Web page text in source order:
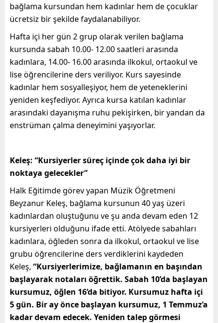
bağlama kursundan hem kadınlar hem de çocuklar
ücretsiz bir şekilde faydalanabiliyor.
Hafta içi her gün 2 grup olarak verilen bağlama
kursunda sabah 10.00- 12.00 saatleri arasında
kadınlara, 14.00- 16.00 arasında ilkokul, ortaokul ve
lise öğrencilerine ders veriliyor. Kurs sayesinde
kadınlar hem sosyalleşiyor, hem de yeteneklerini
yeniden keşfediyor. Ayrıca kursa katılan kadınlar
arasındaki dayanışma ruhu pekişirken, bir yandan da
enstrüman çalma deneyimini yaşıyorlar.
Keleş: “Kursiyerler süreç içinde çok daha iyi bir
noktaya gelecekler”
Halk Eğitimde görev yapan Müzik Öğretmeni
Beyzanur Keleş, bağlama kursunun 40 yaş üzeri
kadınlardan oluştuğunu ve şu anda devam eden 12
kursiyerleri olduğunu ifade etti. Atölyede sabahları
kadınlara, öğleden sonra da ilkokul, ortaokul ve lise
grubu öğrencilerine ders verdiklerini kaydeden
Keleş, “Kursiyerlerimize, bağlamanın en başından
başlayarak notaları öğrettik. Sabah 10’da başlayan
kursumuz, öğlen 16’da bitiyor. Kursumuz hafta içi
5 gün. Bir ay önce başlayan kursumuz, 1 Temmuz’a
kadar devam edecek. Yeniden talep görmesi